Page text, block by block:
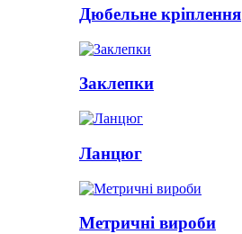
Дюбельне кріплення
Заклепки
Ланцюг
Метричні вироби